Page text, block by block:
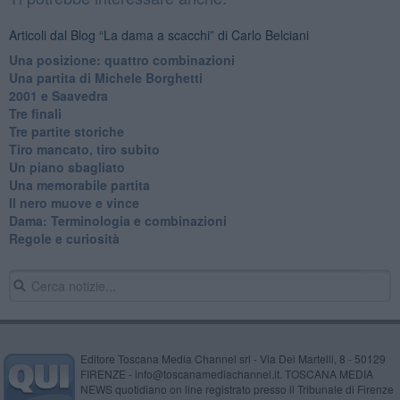
Articoli dal Blog “La dama a scacchi” di Carlo Belciani
Una posizione: quattro combinazioni
​Una partita di Michele Borghetti
2001 e Saavedra
Tre finali
Tre partite storiche
Tiro mancato, tiro subito
Un piano sbagliato
Una memorabile partita
Il nero muove e vince
​Dama: Terminologia e combinazioni
Regole e curiosità
Editore Toscana Media Channel srl - Via Dei Martelli, 8 - 50129
FIRENZE - info@toscanamediachannel.it. TOSCANA MEDIA
NEWS quotidiano on line registrato presso il Tribunale di Firenze